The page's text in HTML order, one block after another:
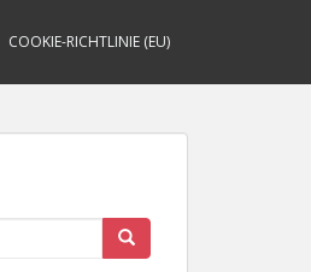
COOKIE-RICHTLINIE (EU)